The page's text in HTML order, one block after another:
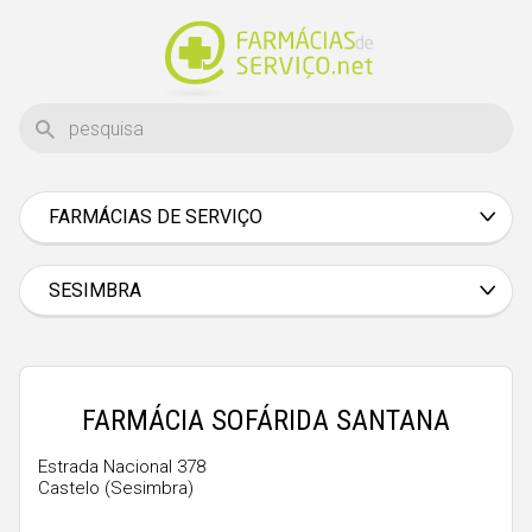
FARMÁCIAS DE SERVIÇO
Braga
Bragança
Castelo Branco
Évora
SESIMBRA
FARMÁCIA SOFÁRIDA SANTANA
Estrada Nacional 378
Castelo (Sesimbra)